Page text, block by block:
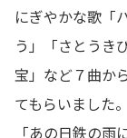
にぎやかな歌「
う」「さとうき
宝」など７曲か
てもらいました。
「あの日鉄の